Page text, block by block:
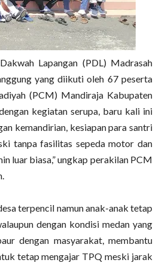
Lapangan (PDL) Madrasah
yang diikuti oleh 67 peserta
(PCM) Mandiraja Kabupaten
kegiatan serupa, baru kali ini
kemandirian, kesiapan para santri
tanpa fasilitas sepeda motor dan
luar biasa,” ungkap perakilan PCM
terpencil namun anak-anak tetap
dengan kondisi medan yang
dengan masyarakat, membantu
tetap mengajar TPQ meski jarak